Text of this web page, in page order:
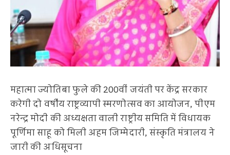
महात्मा ज्योतिबा फुले की 200वीं जयंती पर केंद्र सरकार
करेगी दो वर्षीय राष्ट्रव्यापी स्मरणोत्सव का आयोजन, पीएम
नरेन्द्र मोदी की अध्यक्षता वाली राष्ट्रीय समिति में विधायक
पूर्णिमा साहू को मिली अहम जिम्मेदारी, संस्कृति मंत्रालय ने
जारी की अधिसूचना